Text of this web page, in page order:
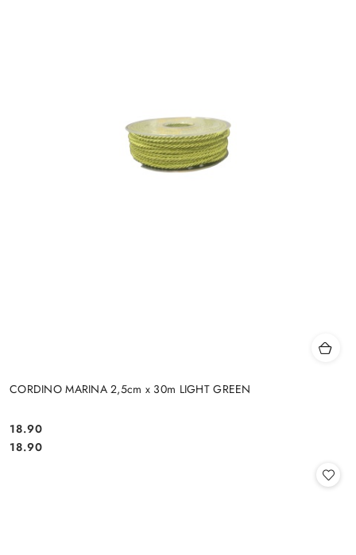
CORDINO MARINA 2,5cm x 30m LIGHT GREEN
Cena:
18.90
Cena:
18.90